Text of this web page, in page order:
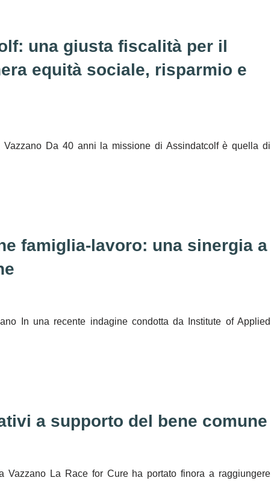
una giusta fiscalità per il
equità sociale, risparmio e
Vazzano Da 40 anni la missione di Assindatcolf è quella di
famiglia-lavoro: una sinergia a
In una recente indagine condotta da Institute of Applied
a supporto del bene comune
Vazzano La Race for Cure ha portato finora a raggiungere